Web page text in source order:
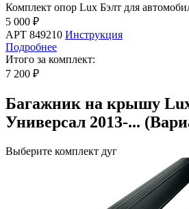
Комплект опор Lux Бэлт для
5 000 ₽
АРТ 849210 Инструкция
Подробнее
Итого за комплект:
7 200 ₽
Багажник на крышу
Универсал 2013-...
Выберите комплект дуг